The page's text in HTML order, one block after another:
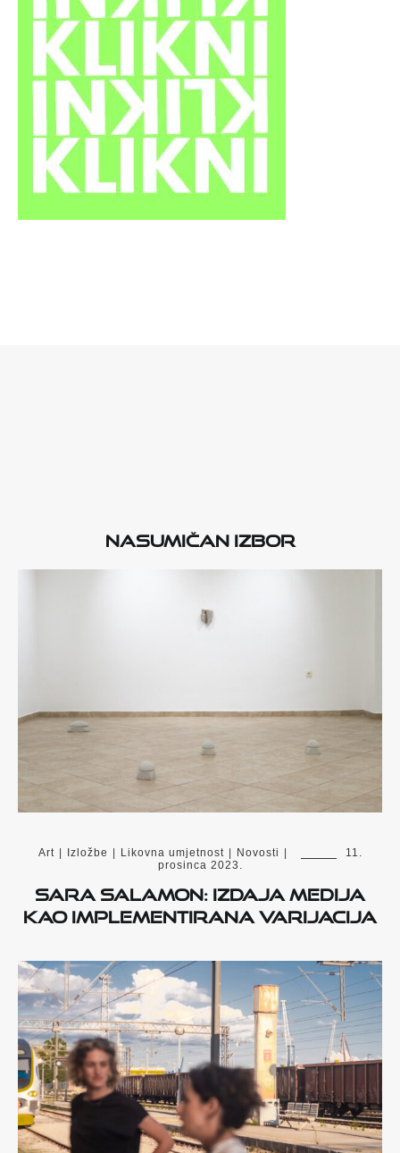
Nasumičan izbor
Art | Izložbe | Likovna umjetnost | Novosti |
11.
prosinca 2023.
Sara Salamon: Izdaja medija
kao implementirana varijacija